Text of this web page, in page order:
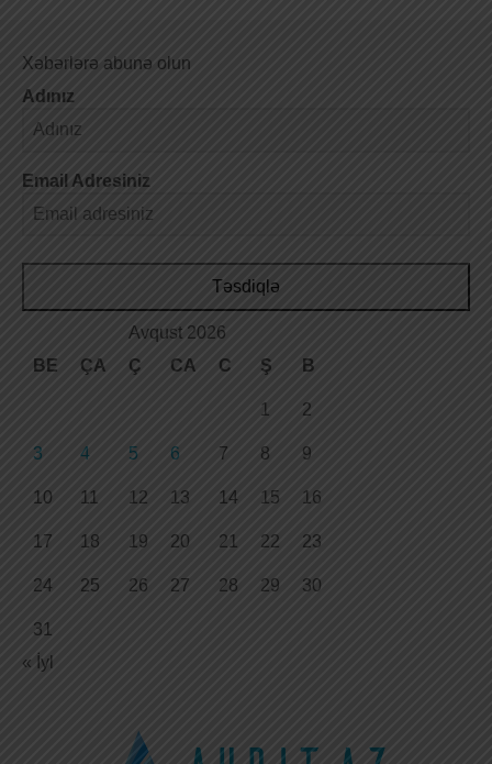
Xəbərlərə abunə olun
Adınız
Email Adresiniz
Təsdiqlə
Avqust 2026
BE
ÇA Ç CA C Ş B
1 2
3 4 5 6 7 8 9
10 11 12 13 14 15 16
17 18 19 20 21 22 23
24 25 26 27 28 29 30
31
« İyl